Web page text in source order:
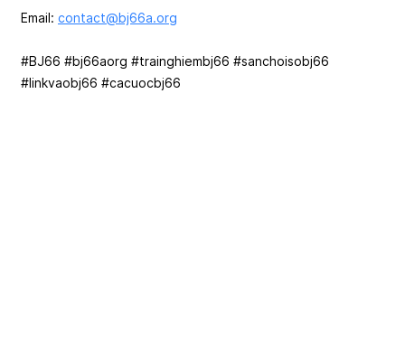
Email: contact@bj66a.org
#BJ66 #bj66aorg #trainghiembj66 #sanchoisobj66
#linkvaobj66 #cacuocbj66